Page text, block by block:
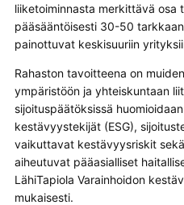
liiketoiminnasta merkittävä osa
pääsääntöisesti 30-50
painottuvat keskisuuriin
Rahaston tavoitteena on
ympäristöön ja yhteiskuntaan
sijoituspäätöksissä
kestävyystekijät (ESG),
vaikuttavat kestävyysriskit
aiheutuvat pääasialliset
LähiTapiola Varainhoidon
mukaisesti.